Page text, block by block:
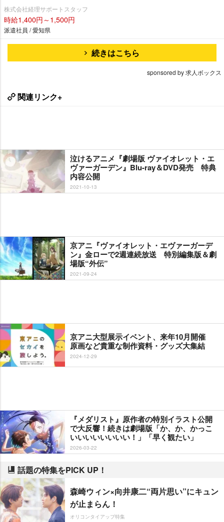
株式会社経理サポートスタッフ
時給1,400円～1,500円
派遣社員 / 愛知県
続きはこちら
sponsored by 求人ボックス
関連リンク+
泣けるアニメ『劇場版 ヴァイオレット・エ
ヴァーガーデン』Blu-ray＆DVD発売 特典
内容公開
2021-10-13
京アニ『ヴァイオレット・エヴァーガーデ
ン』金ローで2週連続放送 特別編集版＆劇
場版“外伝”
2021-09-24
京アニ大型展示イベント、来年10月開催
原画など貴重な制作資料・グッズ大集結
2024-12-29
『メダリスト』原作者の特別イラスト公開
で大反響！続きは劇場版「か、か、かっこ
いいいいいいいい！」「早く観たい」
2026-03-22
話題の特集をPICK UP！
森崎ウィン×向井康二“両片思い”にキュン
が止まらん！
オリコンタイアップ特集